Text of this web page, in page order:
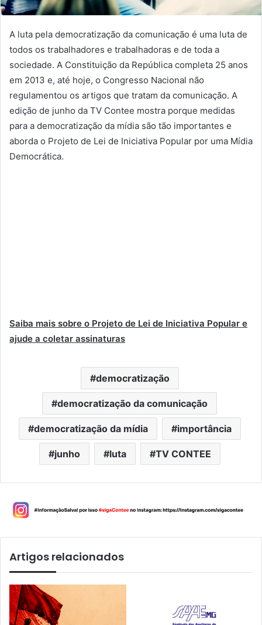
A luta pela democratização da comunicação é uma luta de
todos os trabalhadores e trabalhadoras e de toda a
sociedade. A Constituição da República completa 25 anos
em 2013 e, até hoje, o Congresso Nacional não
regulamentou os artigos que tratam da comunicação. A
edição de junho da TV Contee mostra porque medidas
para a democratização da mídia são tão importantes e
aborda o Projeto de Lei de Iniciativa Popular por uma Mídia
Democrática.
Saiba mais sobre o Projeto de Lei de Iniciativa Popular e
ajude a coletar assinaturas
democratização
democratização da comunicação
democratização da mídia importância
junho luta TV CONTEE
Artigos relacionados